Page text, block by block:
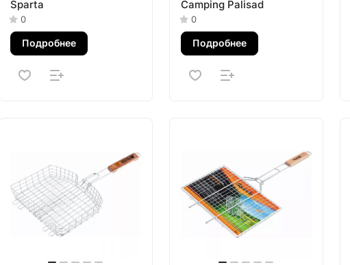
Sparta
0
Подробнее
Camping Palisad
0
Подробнее